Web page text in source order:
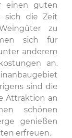
einen guten
sich die Zeit
zu
sich für
anderem
an.
sind die
Attraktion an
schönen
genießen
erfreuen.